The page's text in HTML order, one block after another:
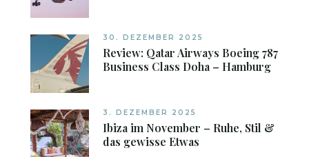
30. DEZEMBER 2025
Review: Qatar Airways Boeing 787
Business Class Doha – Hamburg
3. DEZEMBER 2025
Ibiza im November – Ruhe, Stil &
das gewisse Etwas